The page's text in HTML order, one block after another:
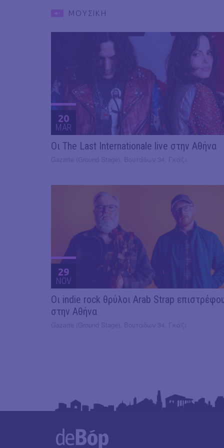
ΜΟΥΣΙΚΗ
20
MAR
Οι The Last Internationale live στην Αθήνα
29
NOV
Οι indie rock θρύλοι Arab Strap
στην Αθήνα